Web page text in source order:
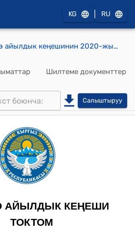
KG RU
Ак-Дөбө айылдык кеңешинин 2020-жылдын 23-январындагы № 01 "Ак-Дөбө айыл аймагынын 2019-жылдын бюджетинин аткарылышы жөнүндө" токтому
Шилтеме документтер
Салыштыруу